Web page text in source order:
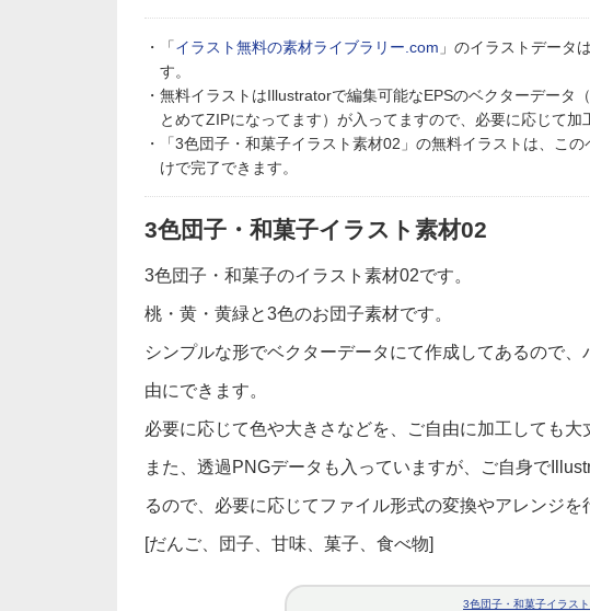
・「イラスト無料の素材ライブラリー.com 」のイラストデータ
す。
・無料イラストはIllustratorで編集可能なEPSのベクターデータ
とめてZIPになってます）が入ってますので、必要に応じて加
・「3色団子・和菓子イラスト素材02」の無料イラストは、こ
けで完了できます。
3色団子・和菓子イラスト素材02
3色団子・和菓子のイラスト素材02です。
桃・黄・黄緑と3色のお団子素材です。
シンプルな形でベクターデータにて作成してあるので
由にできます。
必要に応じて色や大きさなどを、ご自由に加工しても大
また、透過PNGデータも入っていますが、ご自身で
るので、必要に応じてファイル形式の変換やアレンジ
[だんご、団子、甘味、菓子、食べ物]
3色団子・和菓子イラス